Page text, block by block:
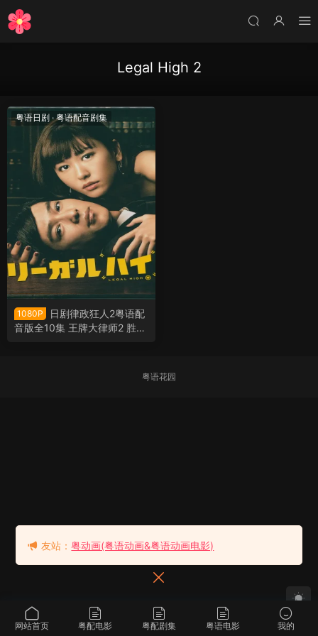
Legal High 2
粤语日剧 ·粤语配音剧集
1080P
日剧律政狂人2粤语配
音版全10集 王牌大律师2 胜者
粤语花园
网站首页 粤配电影 粤配剧集 粤语电影 我的
友站：粤动画(粤语动画&粤语动画电影)